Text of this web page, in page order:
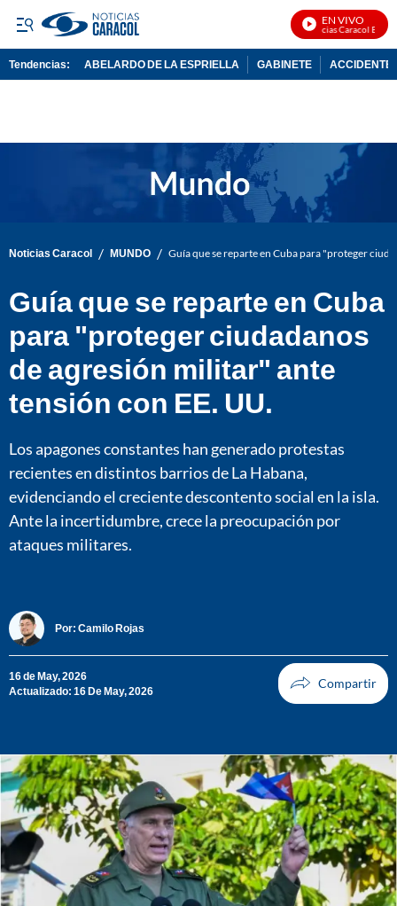
EN VIVO
Noticias Caracol En Vivo
Tendencias: ABELARDO DE LA ESPRIELLA GABINETE ACCIDENTE
Noticias Caracol / MUNDO / Guía que se reparte en Cuba para "proteger
Guía que se reparte en Cuba
para "proteger ciudadanos
de agresión militar" ante
tensión con EE. UU.
Los apagones constantes han generado protestas
recientes en distintos barrios de La Habana,
evidenciando el creciente descontento social en la isla.
Ante la incertidumbre, crece la preocupación por
ataques militares.
Por: Camilo Rojas
16 de May, 2026
Actualizado: 16 De May, 2026